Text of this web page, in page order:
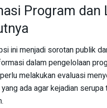
Program dan
ini menjadi sorotan publik
dalam pengelolaan
melakukan evaluasi
ada agar kejadian